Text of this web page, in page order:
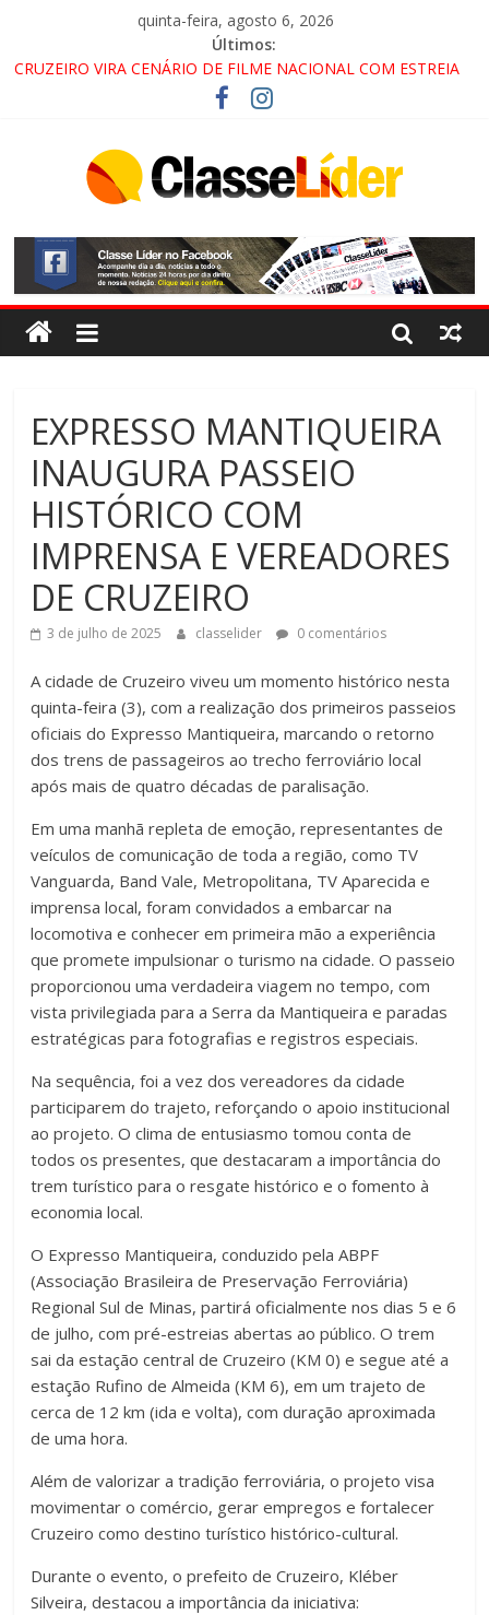
quinta-feira, agosto 6, 2026
Últimos:
CRUZEIRO VIRA CENÁRIO DE FILME NACIONAL COM ESTREIA
PROMOTOR DO GAECO
ACESSO À APARECIDA NA DUTRA SERÁ BLOQUEADO NO FIM
ALTERNATIVAS
LORENA, PINDAMONHANGABA E QUELUZ NA RETA FINAL
PELA FÁBRICA DA COCA-COLA!
EXPRESSO MANTIQUEIRA
INAUGURA PASSEIO
HISTÓRICO COM
IMPRENSA E VEREADORES
DE CRUZEIRO
3 de julho de 2025 classelider 0 comentários
Acidade de Cruzeiro viveu um momento histórico nesta
quinta-feira (3), com a realização dos primeiros passeios
oficiais do Expresso Mantiqueira, marcando o retorno
dos trens de passageiros ao trecho ferroviário local
após mais de quatro décadas de paralisação.
Em uma manhã repleta de emoção, representantes de
veículos de comunicação de toda a região, como TV
Vanguarda, Band Vale, Metropolitana, TV Aparecida e
imprensa local, foram convidados a embarcar na
locomotiva e conhecer em primeira mão a experiência
que promete impulsionar o turismo na cidade. O passeio
proporcionou uma verdadeira viagem no tempo, com
vista privilegiada para a Serra da Mantiqueira e paradas
estratégicas para fotografias e registros especiais.
Na sequência, foi a vez dos vereadores da cidade
participarem do trajeto, reforçando o apoio institucional
ao projeto. O clima de entusiasmo tomou conta de
todos os presentes, que destacaram a importância do
trem turístico para o resgate histórico e o fomento à
economia local.
O Expresso Mantiqueira, conduzido pela ABPF
(Associação Brasileira de Preservação Ferroviária)
Regional Sul de Minas, partirá oficialmente nos dias 5 e 6
de julho, com pré-estreias abertas ao público. O trem
sai da estação central de Cruzeiro (KM 0) e segue até a
estação Rufino de Almeida (KM 6), em um trajeto de
cerca de 12 km (ida e volta), com duração aproximada
de uma hora.
Além de valorizar a tradição ferroviária, o projeto visa
movimentar o comércio, gerar empregos e fortalecer
Cruzeiro como destino turístico histórico-cultural.
Durante o evento, o prefeito de Cruzeiro, Kléber
Silveira, destacou a importância da iniciativa: